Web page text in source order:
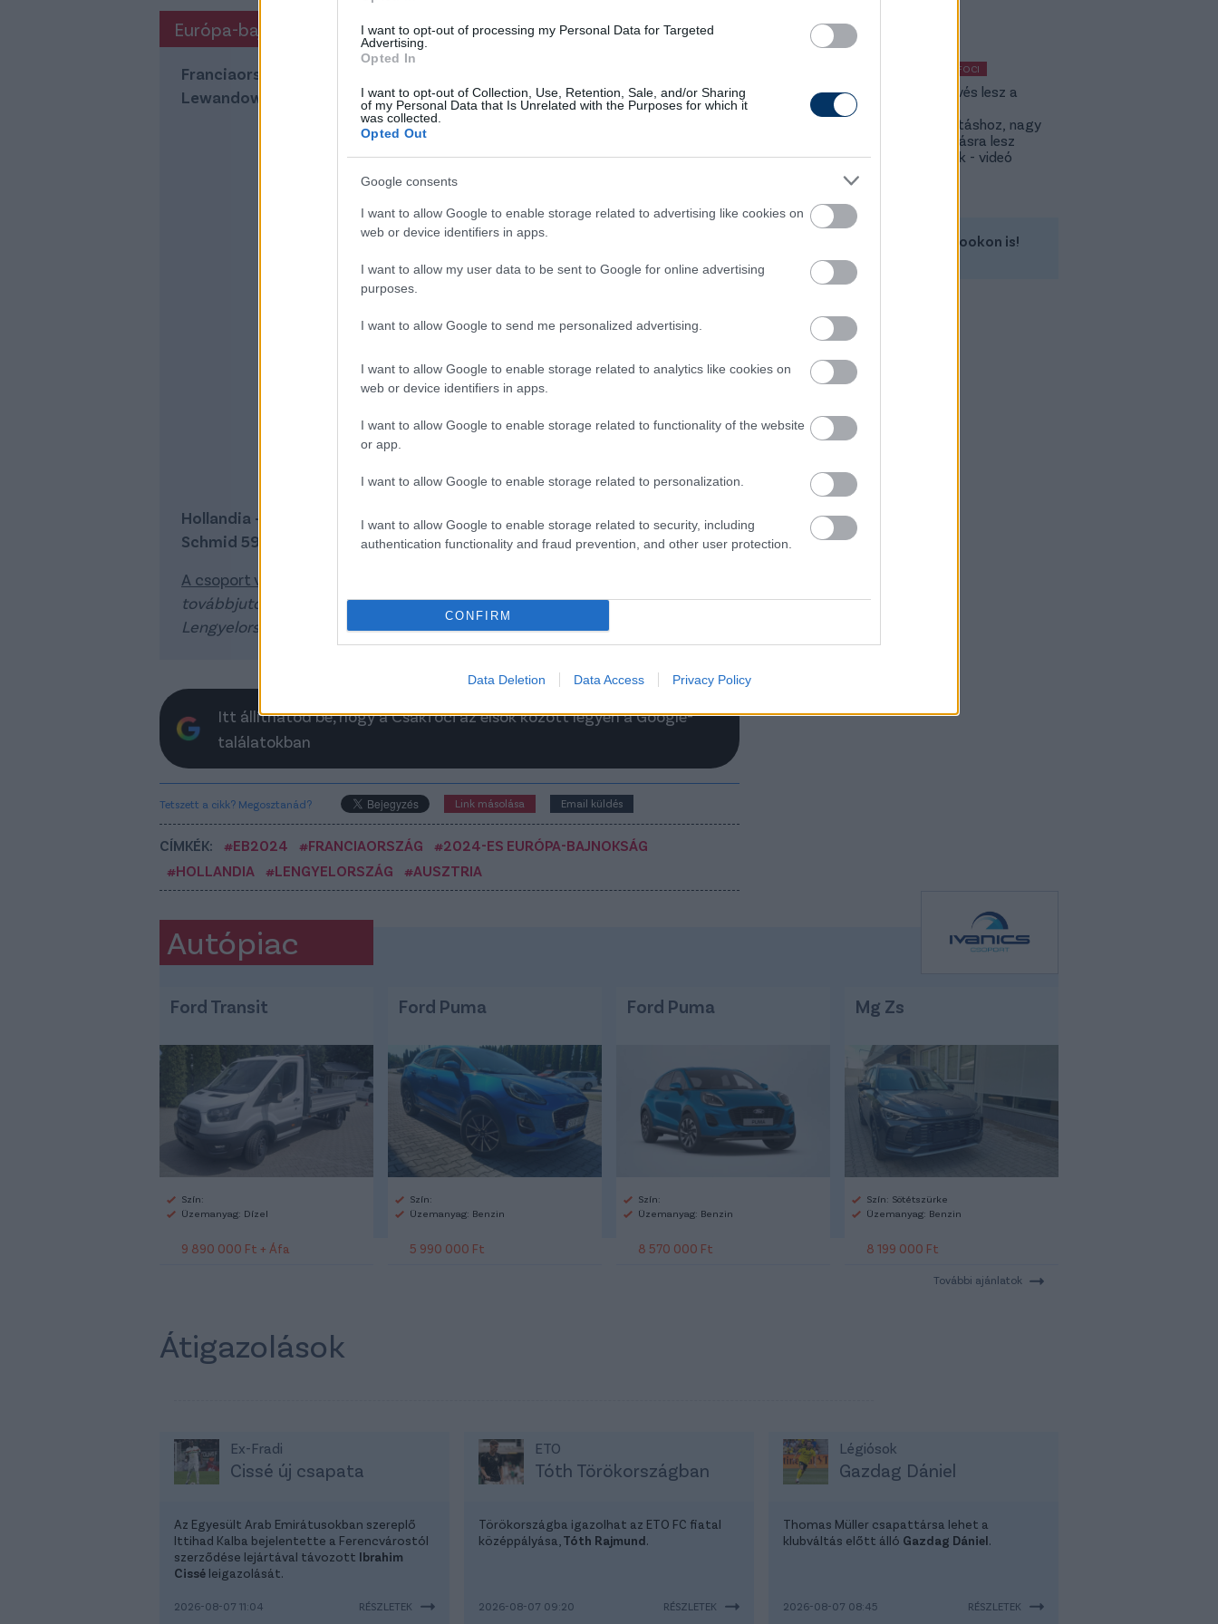
I want to opt-out of processing my Personal Data for Targeted
Advertising.
Opted In
I want to opt-out of Collection, Use, Retention, Sale, and/or Sharing
of my Personal Data that Is Unrelated with the Purposes for which it
was collected.
Opted Out
Google consents
I want to allow Google to enable storage related to advertising like cookies on
web or device identifiers in apps.
I want to allow my user data to be sent to Google for online advertising
purposes.
I want to allow Google to send me personalized advertising.
I want to allow Google to enable storage related to analytics like cookies on
web or device identifiers in apps.
I want to allow Google to enable storage related to functionality of the website
or app.
I want to allow Google to enable storage related to personalization.
I want to allow Google to enable storage related to security, including
authentication functionality and fraud prevention, and other user protection.
CONFIRM
Data Deletion Data Access Privacy Policy
Európa-bajnokság, D-csoport:
Franciaország – Lengyelország 1-1 (Mbappé 56. - 11-esből, ill.
Lewandowski 79. - 11-esből)
Hollandia – Ausztria 2-3 (Gakpo 47., Depay 75., ill. Malen 6. - öngól,
Schmid 59., Sabitzer 80.)
A csoport végeredménye:
továbbjutott) Franciaország 5, 3. (és továbbjutott) Hollandia 4, 4.
Lengyelország 1
Itt állíthatod be, hogy a Csakfoci az elsők között legyen a Google-
találatokban
Tetszett a cikk? Megosztanád? Link másolása Email küldés
CÍMKÉK: #EB2024 #FRANCIAORSZÁG
#2024-ES EURÓPA-BAJNOKSÁG
#HOLLANDIA
#LENGYELORSZÁG #AUSZTRIA
KÜLFÖLDI FOCI
KL: Ez kevés lesz a
továbbjutáshoz, nagy
feltámadásra lesz
szükségük - videó
Kövess minket a Facebookon is!
Autópiac
Ford Transit
Szín:
Üzemanyag: Dízel
9 890 000 Ft + Áfa
Ford Puma
Szín:
Üzemanyag: Benzin
5 990 000 Ft
Ford Puma
Szín:
Üzemanyag: Benzin
8 570 000 Ft
Mg Zs
Szín: Sötétszürke
Üzemanyag: Benzin
8 199 000 Ft
További ajánlatok
Átigazolások
Ex-Fradi
Cissé új csapata
Az Egyesült Arab Emirátusokban szereplő
Ittihad Kalba bejelentette a Ferencvárostól
szerződése lejártával távozott Ibrahim
Cissé leigazolását.
2026-08-07 11:04 RÉSZLETEK
ETO
Tóth Törökországban
Törökországba igazolhat az ETO FC fiatal
középpályása, Tóth Rajmund.
2026-08-07 09:20 RÉSZLETEK
Légiósok
Gazdag Dániel
Thomas Müller csapattársa lehet a
klubváltás előtt álló Gazdag Dániel.
2026-08-07 08:45 RÉSZLETEK